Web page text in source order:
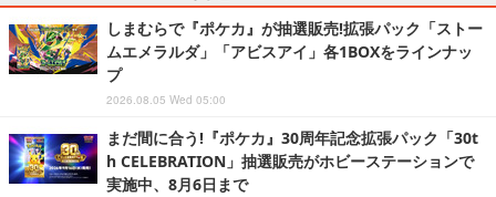
しまむらで『ポケカ』が抽選販売!拡張パック「ストー
ムエメラルダ」「アビスアイ」各1BOXをラインナッ
プ
2026.08.05 Wed 05:00
まだ間に合う!『ポケカ』30周年記念拡張パック「30t
h CELEBRATION」抽選販売がホビーステーションで
実施中、8月6日まで